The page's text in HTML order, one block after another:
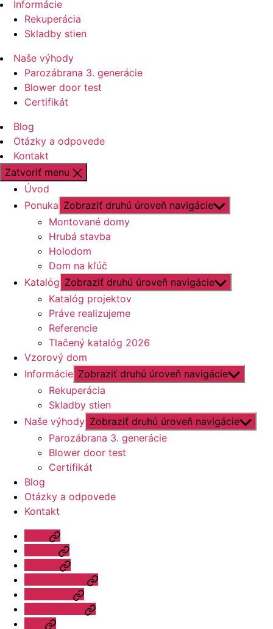
Informácie
Rekuperácia
Skladby stien
Naše výhody
Parozábrana 3. generácie
Blower door test
Certifikát
Blog
Otázky a odpovede
Kontakt
Zatvoriť menu
Úvod
Ponuka Zobraziť druhú úroveň navigácie
Montované domy
Hrubá stavba
Holodom
Dom na kľúč
Katalóg Zobraziť druhú úroveň navigácie
Katalóg projektov
Práve realizujeme
Referencie
Tlačený katalóg 2026
Vzorový dom
Informácie Zobraziť druhú úroveň navigácie
Rekuperácia
Skladby stien
Naše výhody Zobraziť druhú úroveň navigácie
Parozábrana 3. generácie
Blower door test
Certifikát
Blog
Otázky a odpovede
Kontakt